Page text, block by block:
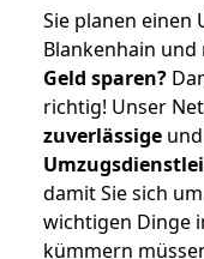
Sie planen einen
Blankenhain
Geld sparen?
richtig! Unser
zuverlässige und
damit Sie sich
wichtigen Dinge
kümmern